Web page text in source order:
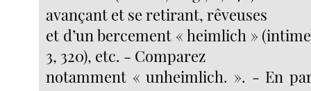
avançant et se retirant, rêveuses
et d’un bercement « heimlich »
3, 320), etc. - Comparez
notamment « unheimlich. ». - En